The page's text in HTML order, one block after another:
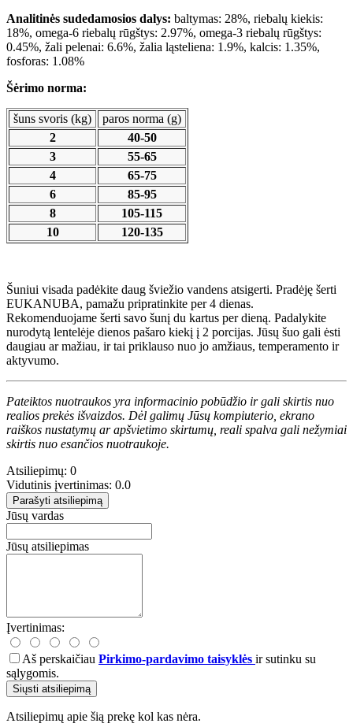
Analitinės sudedamosios dalys: baltymas: 28%, riebalų kiekis:
18%, omega-6 riebalų rūgštys: 2.97%, omega-3 riebalų rūgštys:
0.45%, žali pelenai: 6.6%, žalia ląsteliena: 1.9%, kalcis: 1.35%,
fosforas: 1.08%
Šėrimo norma:
šuns svoris (kg)
paros norma (g)
2
40-50
3
55-65
4
65-75
6
85-95
8
105-115
10
120-135
Šuniui visada padėkite daug šviežio vandens atsigerti. Pradėję šerti
EUKANUBA, pamažu pripratinkite per 4 dienas.
Rekomenduojame šerti savo šunį du kartus per dieną. Padalykite
nurodytą lentelėje dienos pašaro kiekį į 2 porcijas. Jūsų šuo gali ėsti
daugiau ar mažiau, ir tai priklauso nuo jo amžiaus, temperamento ir
aktyvumo.
Pateiktos nuotraukos yra informacinio pobūdžio ir gali skirtis nuo
realios prekės išvaizdos. Dėl galimų Jūsų kompiuterio, ekrano
raiškos nustatymų ar apšvietimo skirtumų, reali spalva gali nežymiai
skirtis nuo esančios nuotraukoje.
Atsiliepimų: 0
Vidutinis įvertinimas: 0.0
Parašyti atsiliepimą
Jūsų vardas
Jūsų atsiliepimas
Įvertinimas:
Aš perskaičiau Pirkimo-pardavimo taisyklės ir sutinku su
sąlygomis.
Siųsti atsiliepimą
Atsiliepimų apie šią prekę kol kas nėra.